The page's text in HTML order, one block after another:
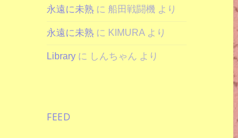
永遠に未熟 に船田戦闘機 より
永遠に未熟 に KIMURA より
Library に しんちゃん より
FEED